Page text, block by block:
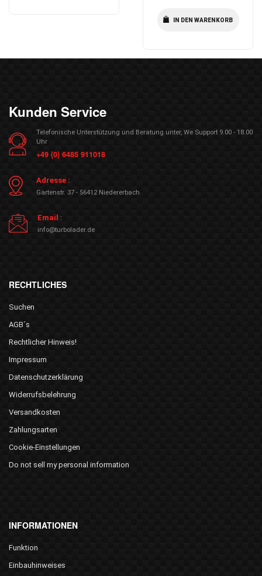
IN DEN WARENKORB
Kunden Service
Telefonische Unterstützung und Beratung unter, We Support 9.00 - 18.00
Uhr
+49 (0) 6485 911018
Adresse :
Gartenstr. 37 - 56412 Niedererbach
Email :
info@turbolader.de
RECHTLICHES
Suchen
AGB´s
Rechtlicher Hinweis!
Impressum
Datenschutzerklärung
Widerrufsbelehrung
Versandkosten
Zahlungsarten
Cookie-Einstellungen
Do not sell my personal information
INFORMATIONEN
Funktion
Einbauhinweises